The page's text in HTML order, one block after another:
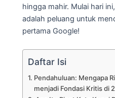
hingga mahir. Mulai hari
adalah peluang untuk
pertama Google!
Daftar Isi
Pendahuluan: Mengapa
menjadi Fondasi Kritis di